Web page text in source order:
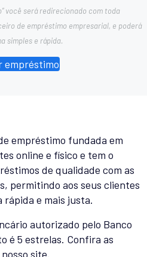
você será redirecionado com toda
de empréstimo empresarial, e poderá
simples e rápida.
empréstimo
empréstimo fundada em
online e físico e tem o
de qualidade com as
permitindo aos seus clientes
e mais justa.
autorizado pelo Banco
é 5 estrelas. Confira as
site.